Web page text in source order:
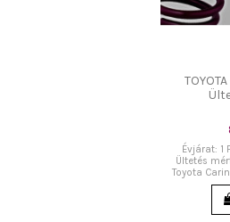
Évjárat: 1
Ültetés
Toyota